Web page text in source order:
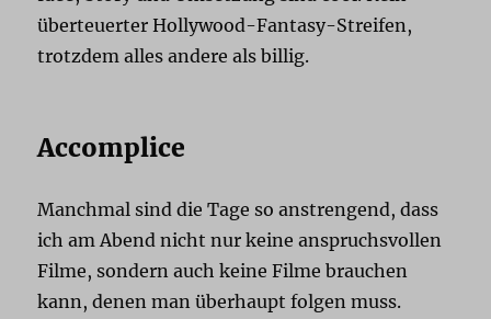
überteuerter Hollywood-Fantasy-Streifen,
trotzdem alles andere als billig.
Accomplice
Manchmal sind die Tage so anstrengend, dass
ich am Abend nicht nur keine anspruchsvollen
Filme, sondern auch keine Filme brauchen
kann, denen man überhaupt folgen muss.